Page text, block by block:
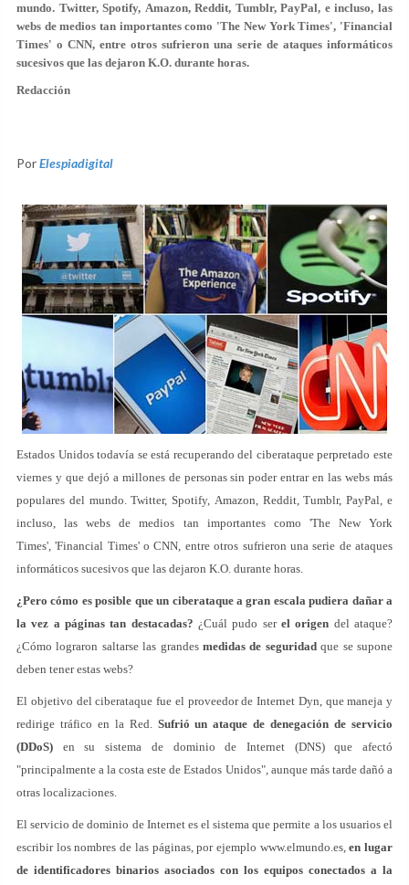
mundo. Twitter, Spotify, Amazon, Reddit, Tumblr, PayPal, e incluso, las
webs de medios tan importantes como 'The New York Times', 'Financial
Times' o CNN, entre otros sufrieron una serie de ataques informáticos
sucesivos que las dejaron K.O. durante horas.
Redacción
PorElespiadigital
Estados Unidos todavía se está recuperando del ciberataque perpretado este
viernes y que dejó a millones de personas sin poder entrar en las webs más
populares del mundo. Twitter, Spotify, Amazon, Reddit, Tumblr, PayPal, e
incluso, las webs de medios tan importantes como 'The New York
Times', 'Financial Times' o CNN, entre otros sufrieron una serie de ataques
informáticos sucesivos que las dejaron K.O. durante horas.
¿Pero cómo es posible que un ciberataque a gran escala pudiera dañar a
la vez a páginas tan destacadas? ¿Cuál pudo serel origen del ataque?
¿Cómo lograron saltarse las grandes medidas de seguridadque se supone
deben tener estas webs?
El objetivo del ciberataque fue el proveedor de Internet Dyn, que maneja y
redirige tráfico en la Red. Sufrió un ataque de denegación de servicio
(DDoS) en su sistema de dominio de Internet (DNS) que afectó
"principalmente a la costa este de Estados Unidos", aunque más tarde dañó a
otras localizaciones.
El servicio de dominio de Internet es el sistema que permite a los usuarios el
escribir los nombres de las páginas, por ejemplo www.elmundo.es,en lugar
de identificadores binarios asociados con los equipos conectados a la